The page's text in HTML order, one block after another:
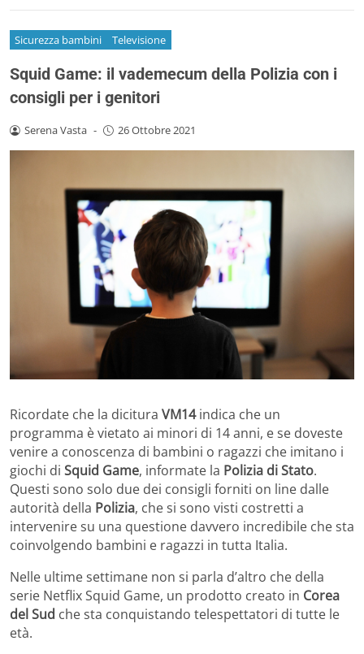
Sicurezza bambini Televisione
Squid Game: il vademecum della Polizia con i
consigli per i genitori
Serena Vasta - 26 Ottobre 2021
Ricordate che la dicitura VM14indica che un
programma è vietato ai minori di 14 anni, e se doveste
venire a conoscenza di bambini o ragazzi che imitano i
giochi di Squid Game, informate la Polizia di Stato.
Questi sono solo due dei consigli forniti on line dalle
autorità della Polizia, che si sono visti costretti a
intervenire su una questione davvero incredibile che sta
coinvolgendo bambini e ragazzi in tutta Italia.
Nelle ultime settimane non si parla d’altro che della
serie Netflix Squid Game, un prodotto creato in Corea
del Sud che sta conquistando telespettatori di tutte le
età.